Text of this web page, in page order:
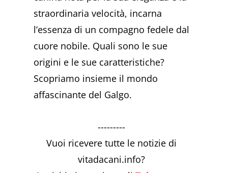
straordinaria velocità, incarna
l’essenza di un compagno fedele dal
cuore nobile. Quali sono le sue
origini e le sue caratteristiche?
Scopriamo insieme il mondo
affascinante del Galgo.
---------
Vuoi ricevere tutte le notizie di
vitadacani.info?